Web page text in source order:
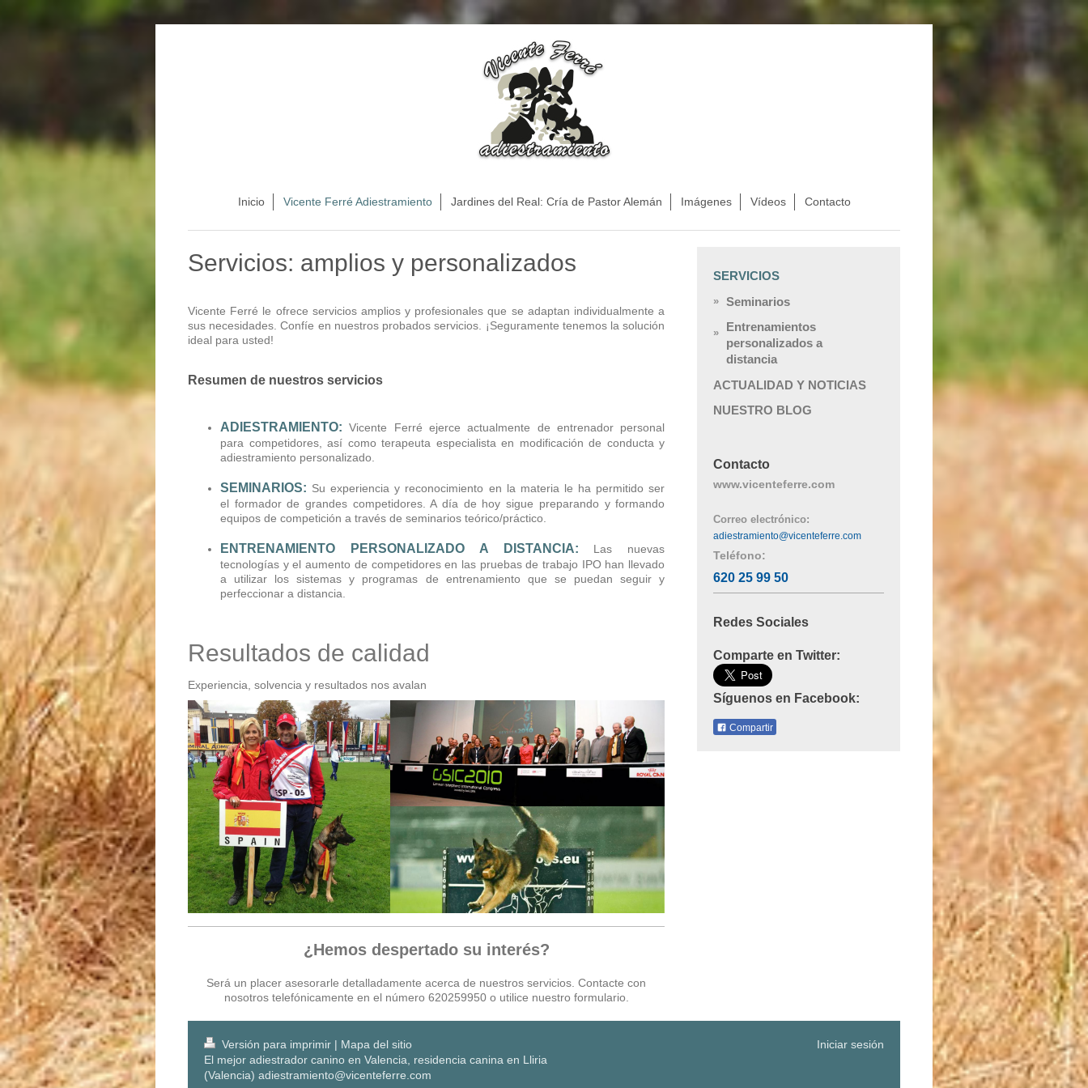
Inicio Vicente Ferré Adiestramiento Jardines del Real: Cría de Pastor Alemán Imágenes Vídeos Contacto
Servicios: amplios y personalizados
Vicente Ferré le ofrece servicios amplios y profesionales que se adaptan individualmente a
sus necesidades. Confíe en nuestros probados servicios. ¡Seguramente tenemos la solución
ideal para usted!
Resumen de nuestros servicios
ADIESTRAMIENTO: Vicente Ferré ejerce actualmente de entrenador personal
para competidores, así como terapeuta especialista en modificación de conducta y
adiestramiento personalizado.
SEMINARIOS: Su experiencia y reconocimiento en la materia le ha permitido ser
el formador de grandes competidores. A día de hoy sigue preparando y formando
equipos de competición a través de seminarios teórico/práctico.
ENTRENAMIENTO PERSONALIZADO A DISTANCIA:
Las nuevas
tecnologías y el aumento de competidores en las pruebas de trabajo IPO han llevado
a utilizar los sistemas y programas de entrenamiento que se puedan seguir y
perfeccionar a distancia.
Resultados de calidad
Experiencia, solvencia y resultados nos avalan
¿Hemos despertado su interés?
Será un placer asesorarle detalladamente acerca de nuestros servicios. Contacte con
nosotros telefónicamente en el número 620259950o utilice nuestro formulario.
SERVICIOS
Seminarios
Entrenamientos
personalizados a
distancia
ACTUALIDAD Y NOTICIAS
NUESTRO BLOG
Contacto
www.vicenteferre.com
Correo electrónico:
adiestramiento@vicenteferre.com
Teléfono:
620 25 99 50
Redes Sociales
Comparte en Twitter:
Síguenos en Facebook:
Compartir
Versión para imprimir | Mapa del sitio
El mejor adiestrador canino en Valencia, residencia canina en Lliria
(Valencia) adiestramiento@vicenteferre.com
Iniciar sesión